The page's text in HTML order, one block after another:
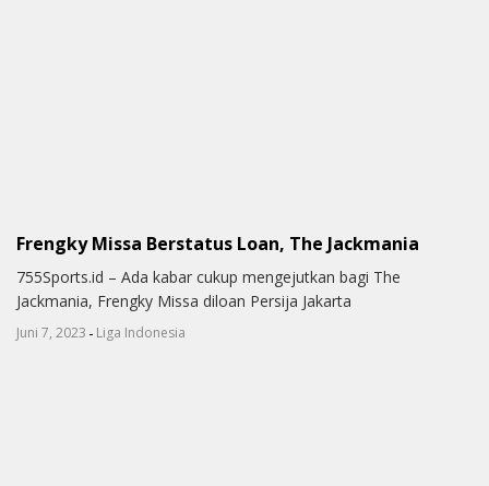
Frengky Missa Berstatus Loan, The Jackmania
755Sports.id – Ada kabar cukup mengejutkan bagi The
Jackmania, Frengky Missa diloan Persija Jakarta
Juni 7, 2023 - Liga Indonesia